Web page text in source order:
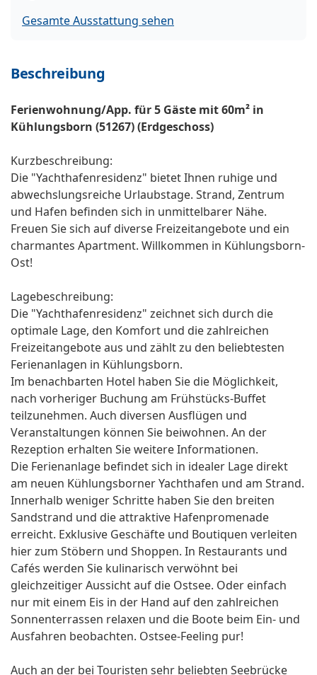
Gesamte Ausstattung sehen
Beschreibung
Ferienwohnung/App. für 5 Gäste mit 60m² in
Kühlungsborn (51267) (Erdgeschoss)
Kurzbeschreibung:
Die "Yachthafenresidenz" bietet Ihnen ruhige und
abwechslungsreiche Urlaubstage. Strand, Zentrum
und Hafen befinden sich in unmittelbarer Nähe.
Freuen Sie sich auf diverse Freizeitangebote und ein
charmantes Apartment. Willkommen in Kühlungsborn-
Ost!
Lagebeschreibung:
Die "Yachthafenresidenz" zeichnet sich durch die
optimale Lage, den Komfort und die zahlreichen
Freizeitangebote aus und zählt zu den beliebtesten
Ferienanlagen in Kühlungsborn.
Im benachbarten Hotel haben Sie die Möglichkeit,
nach vorheriger Buchung am Frühstücks-Buffet
teilzunehmen. Auch diversen Ausflügen und
Veranstaltungen können Sie beiwohnen. An der
Rezeption erhalten Sie weitere Informationen.
Die Ferienanlage befindet sich in idealer Lage direkt
am neuen Kühlungsborner Yachthafen und am Strand.
Innerhalb weniger Schritte haben Sie den breiten
Sandstrand und die attraktive Hafenpromenade
erreicht. Exklusive Geschäfte und Boutiquen verleiten
hier zum Stöbern und Shoppen. In Restaurants und
Cafés werden Sie kulinarisch verwöhnt bei
gleichzeitiger Aussicht auf die Ostsee. Oder einfach
nur mit einem Eis in der Hand auf den zahlreichen
Sonnenterrassen relaxen und die Boote beim Ein- und
Ausfahren beobachten. Ostsee-Feeling pur!
Auch an der bei Touristen sehr beliebten Seebrücke